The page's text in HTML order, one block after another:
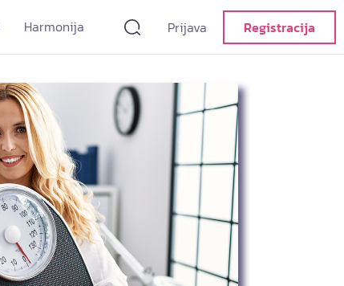
Harmonija Prijava Registracija